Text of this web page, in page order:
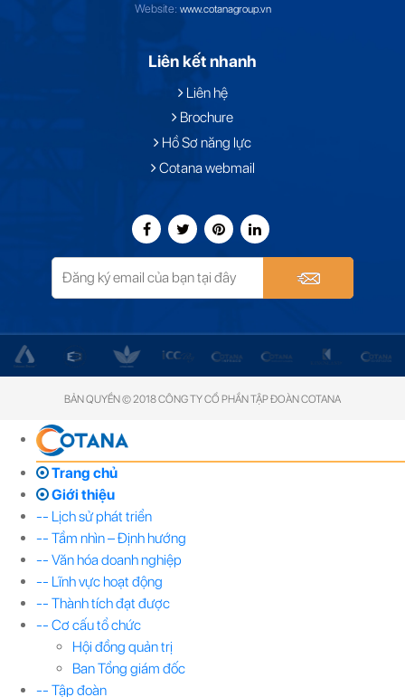
Website: www.cotanagroup.vn
Liên kết nhanh
Liên hệ
Brochure
Hồ Sơ năng lực
Cotana webmail
BẢN QUYỀN © 2018 CÔNG TY CỔ PHẦN TẬP ĐOÀN COTANA
Trang chủ
Giới thiệu
-- Lịch sử phát triển
-- Tầm nhìn – Định hướng
-- Văn hóa doanh nghiệp
-- Lĩnh vực hoạt động
-- Thành tích đạt được
-- Cơ cấu tổ chức
Hội đồng quản trị
Ban Tổng giám đốc
-- Tập đoàn